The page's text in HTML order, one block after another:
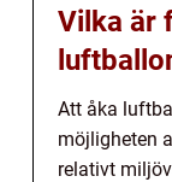
Vilka är
Att åka
möjligheten
relativt